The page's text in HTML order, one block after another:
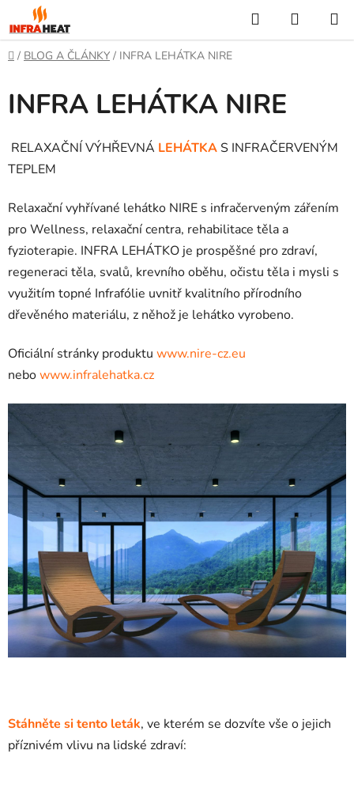
na
obsah
Hledat
KOŠÍK
Domů
/ BLOG A ČLÁNKY / INFRA LEHÁTKA NIRE
INFRA LEHÁTKA NIRE
RELAXAČNÍ VÝHŘEVNÁ LEHÁTKAS INFRAČERVENÝM
TEPLEM
Relaxační vyhřívané lehátko NIRE s infračerveným zářením
pro Wellness, relaxační centra, rehabilitace těla a
fyzioterapie. INFRA LEHÁTKO je prospěšné pro zdraví,
regeneraci těla, svalů, krevního oběhu, očistu těla i mysli s
využitím topné Infrafólie uvnitř kvalitního přírodního
dřevěného materiálu, z něhož je lehátko vyrobeno.
Oficiální stránky produktu www.nire-cz.eu
nebowww.infralehatka.cz
Stáhněte si tento leták, ve kterém se dozvíte vše o jejich
příznivém vlivu na lidské zdraví: